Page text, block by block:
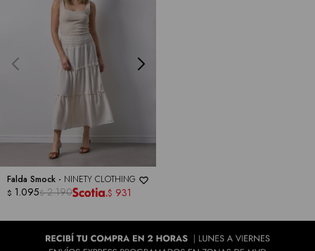
Falda Smock - NINETY CLOTHING
$ 1.095$ 2.190 $ 931